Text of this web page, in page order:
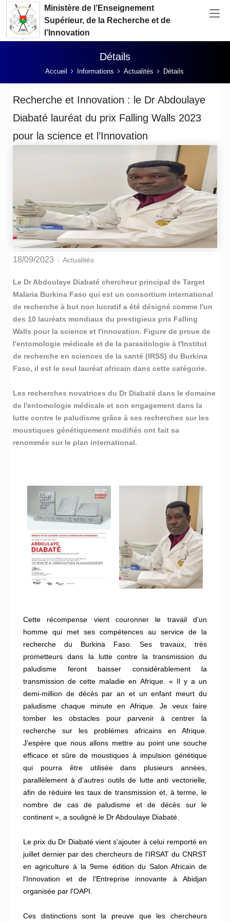
Aller au contenu principalMinistère de l’Enseignement
Supérieur, de la Recherche et de
l’Innovation
Détails
Vous êtes ici:Accueil Informations Actualités Détails
Recherche et Innovation : le Dr Abdoulaye
Diabaté lauréat du prix Falling Walls 2023
pour la science et l’Innovation
18/09/2023 Actualités
Le Dr Abdoulaye Diabaté chercheur principal de Target
Malaria Burkina Faso qui est un consortium international
de recherche à but non lucratif a été désigné comme l'un
des 10 lauréats mondiaux du prestigieux prix Falling
Walls pour la science et l'innovation. Figure de proue de
l'entomologie médicale et de la parasitologie à l'Institut
de recherche en sciences de la santé (IRSS) du Burkina
Faso, il est le seul lauréat africain dans cette catégorie.
Les recherches novatrices du Dr Diabaté dans le domaine
de l'entomologie médicale et son engagement dans la
lutte contre le paludisme grâce à ses recherches sur les
moustiques génétiquement modifiés ont fait sa
renommée sur le plan international.
Cette récompense vient couronner le travail d’un
homme qui met ses compétences au service de la
recherche du Burkina Faso. Ses travaux, très
prometteurs dans la lutte contre la transmission du
paludisme feront baisser considérablement la
transmission de cette maladie en Afrique. « Il y a un
demi-million de décès par an et un enfant meurt du
paludisme chaque minute en Afrique. Je veux faire
tomber les obstacles pour parvenir à centrer la
recherche sur les problèmes africains en Afrique.
J'espère que nous allons mettre au point une souche
efficace et sûre de moustiques à impulsion génétique
qui pourra être utilisée dans plusieurs années,
parallèlement à d'autres outils de lutte anti vectorielle,
afin de réduire les taux de transmission et, à terme, le
nombre de cas de paludisme et de décès sur le
continent », a souligné le Dr Abdoulaye Diabaté.
Le prix du Dr Diabaté vient s'ajouter à celui remporté en
juillet dernier par des chercheurs de l'IRSAT du CNRST
en agriculture à la 9eme édition du Salon Africain de
l'Innovation et de l'Entreprise innovante à Abidjan
organisée par l'OAPI.
Ces distinctions sont la preuve que les chercheurs